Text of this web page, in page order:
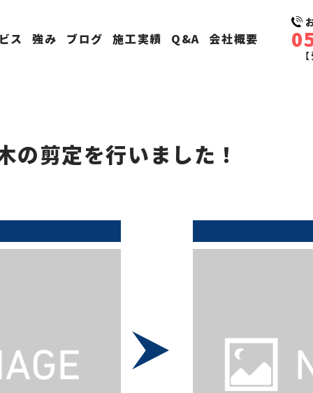
ス 強み ブログ 施工実績 Q&A 会社概要
の剪定を行いました！